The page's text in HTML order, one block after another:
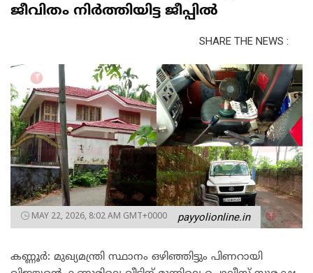
ജീവിതം നിർത്തിയിട്ട ജീപ്പിൽ
SHARE THE NEWS :
MAY 22, 2026, 8:02 AM GMT+0000 payyolionline.in
കണ്ണൂർ: മുഖ്യമന്ത്രി സ്ഥാനം ഒഴിഞ്ഞിട്ടും പിണറായി